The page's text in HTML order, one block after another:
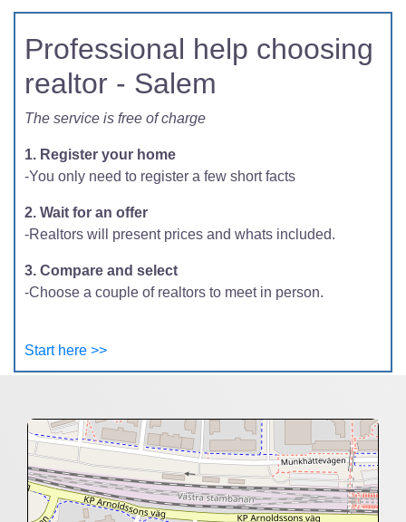
Professional help choosing
realtor - Salem
The service is free of charge
1. Register your home
-You only need to register a few short facts
2. Wait for an offer
-Realtors will present prices and whats included.
3. Compare and select
-Choose a couple of realtors to meet in person.
Start here >>